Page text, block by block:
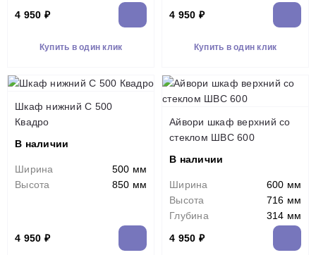
4 950 ₽
Купить в один клик
4 950 ₽
Купить в один клик
Шкаф нижний С 500
Квадро
В наличии
Ширина
500 мм
Высота
850 мм
4 950 ₽
Айвори шкаф верхний со
стеклом ШВС 600
В наличии
Ширина
600 мм
Высота
716 мм
Глубина
314 мм
4 950 ₽